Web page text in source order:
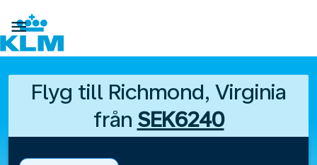

Flyg till Richmond, Virginia
från SEK6240